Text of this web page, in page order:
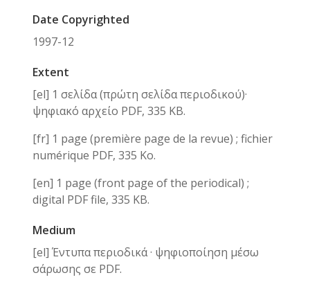
Date Copyrighted
1997-12
Extent
[el] 1 σελίδα (πρώτη σελίδα περιοδικού)·
ψηφιακό αρχείο PDF, 335 KB.
[fr] 1 page (première page de la revue) ; fichier
numérique PDF, 335 Ko.
[en] 1 page (front page of the periodical) ;
digital PDF file, 335 KB.
Medium
[el] Έντυπα περιοδικά · ψηφιοποίηση μέσω
σάρωσης σε PDF.